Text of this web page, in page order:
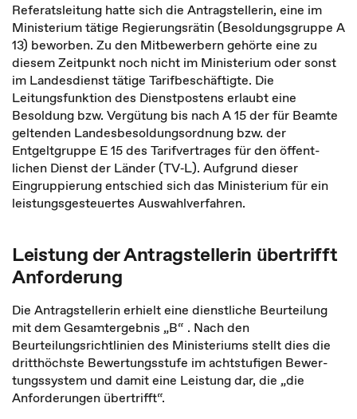
Referatsleitung hatte sich die Antragstellerin, eine im
Minis­terium tätige Regierungsrätin (Besoldungs­gruppe A
13) beworben. Zu den Mitbewerbern gehörte eine zu
diesem Zeitpunkt noch nicht im Ministerium oder sonst
im Landesdienst tätige Tarifbeschäftigte. Die
Leitungsfunktion des Dienstpostens erlaubt eine
Besoldung bzw. Vergütung bis nach A 15 der für Beamte
geltenden Landesbesoldungsordnung bzw. der
Entgeltgruppe E 15 des Tarifvertrages für den öffent­
lichen Dienst der Länder (TV‑L). Aufgrund dieser
Eingruppierung entschied sich das Ministerium für ein
leistungsgesteuertes Auswahl­verfahren.
Leistung der Antragstellerin übertrifft
Anforderung
Die Antragstellerin erhielt eine dienstliche Beurteilung
mit dem Gesamtergebnis „B“ . Nach den
Beurteilungsrichtlinien des Ministeriums stellt dies die
dritthöchste Bewertungsstufe im achtstufigen Bewer­
tungssystem und damit eine Leistung dar, die „die
Anforderungen übertrifft“.